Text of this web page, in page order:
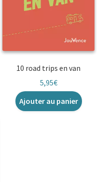
10 road trips en van
5,95€
Ajouter au panier